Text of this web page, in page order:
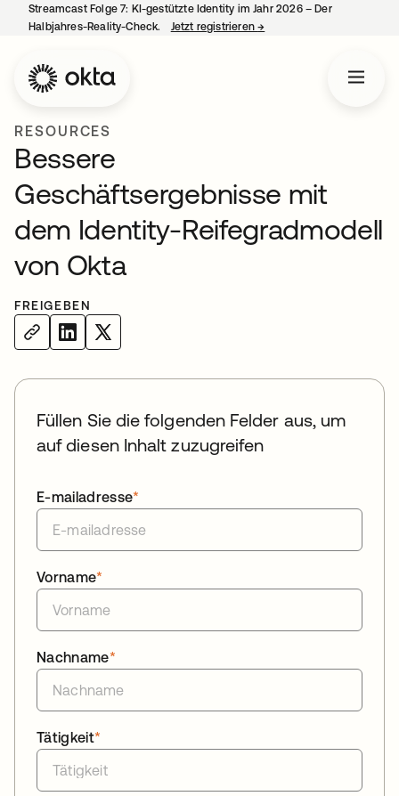
Streamcast Folge 7: KI-gestützte Identity im Jahr 2026 – Der
Halbjahres-Reality-Check.
Jetzt registrieren→
RESOURCES
Bessere
Geschäftsergebnisse mit
dem Identity-Reifegradmodell
von Okta
FREIGEBEN
Füllen Sie die folgenden Felder aus, um
auf diesen Inhalt zuzugreifen
*
E-mailadresse
*
Vorname
*
Nachname
*
Tätigkeit